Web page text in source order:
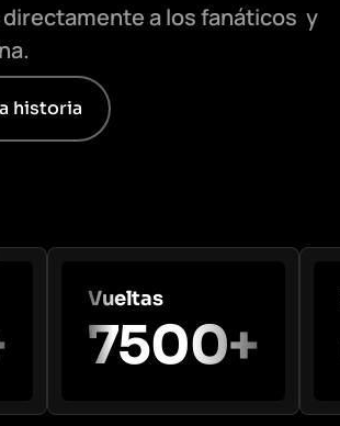
a los fanáticos y
historia
Vueltas
7500+